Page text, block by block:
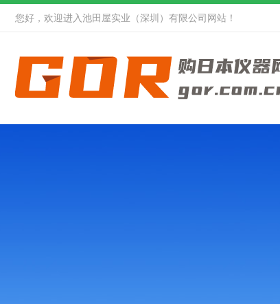
您好，欢迎进入池田屋实业（深圳）有限公司网站！